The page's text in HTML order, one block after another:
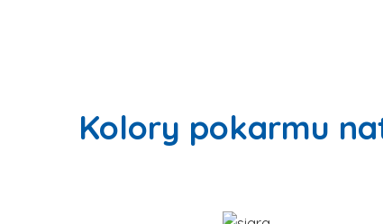
Kolory pokarmu